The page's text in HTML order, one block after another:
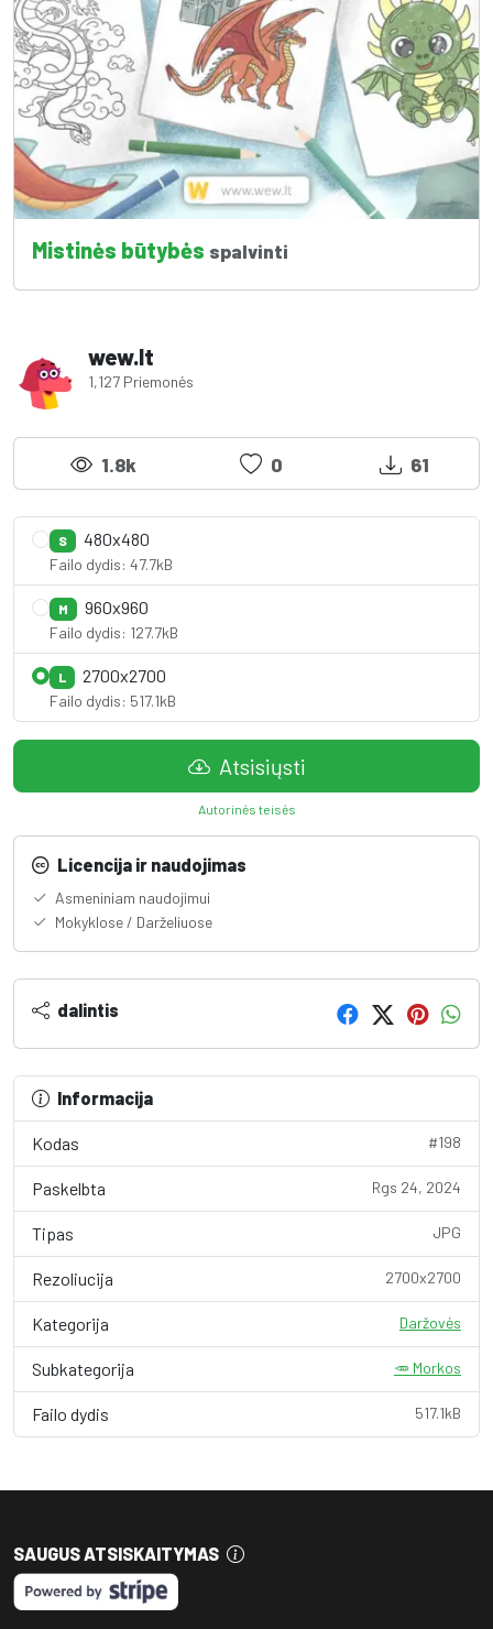
Mistinės būtybės spalvinti
wew.lt
1,127 Priemonės
1.8k 0 61
S 480x480
Failo dydis: 47.7kB
M 960x960
Failo dydis: 127.7kB
L 2700x2700
Failo dydis: 517.1kB
Atsisiųsti
Autorinės teisės
Licencija ir naudojimas
Asmeniniam naudojimui
Mokyklose / Darželiuose
dalintis
Informacija
Kodas #198
Paskelbta Rgs 24, 2024
Tipas JPG
Rezoliucija 2700x2700
Kategorija Daržovės
Subkategorija 🥕 Morkos
Failo dydis 517.1kB
SAUGUS ATSISKAITYMAS